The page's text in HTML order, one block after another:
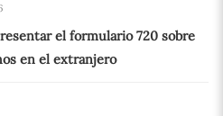
el formulario 720 sobre
en el extranjero